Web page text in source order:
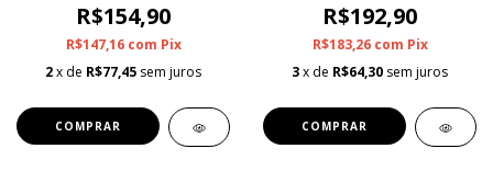
R$154,90
R$147,16 com Pix
2x de R$77,45 sem juros
R$192,90
R$183,26 com Pix
3x de R$64,30 sem juros